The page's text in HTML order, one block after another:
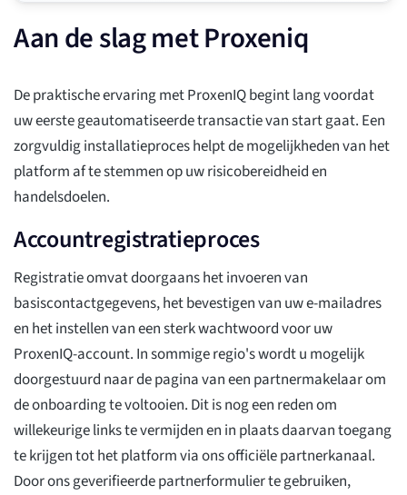
Aan de slag met Proxeniq
De praktische ervaring met ProxenIQ begint lang voordat
uw eerste geautomatiseerde transactie van start gaat. Een
zorgvuldig installatieproces helpt de mogelijkheden van het
platform af te stemmen op uw risicobereidheid en
handelsdoelen.
Accountregistratieproces
Registratie omvat doorgaans het invoeren van
basiscontactgegevens, het bevestigen van uw e-mailadres
en het instellen van een sterk wachtwoord voor uw
ProxenIQ-account. In sommige regio's wordt u mogelijk
doorgestuurd naar de pagina van een partnermakelaar om
de onboarding te voltooien. Dit is nog een reden om
willekeurige links te vermijden en in plaats daarvan toegang
te krijgen tot het platform via ons officiële partnerkanaal.
Door ons geverifieerde partnerformulier te gebruiken,